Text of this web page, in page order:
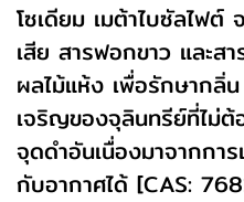
โซเดียม เมต้าไบซัลไฟต์
เสีย สารฟอกขาว และ
ผลไม้แห้ง เพื่อรักษากลิ่
เจริญของจุลินทรีย์ที่ไม่
จุดดำอันเนื่องมาจากกา
กับอากาศได้ [CAS: